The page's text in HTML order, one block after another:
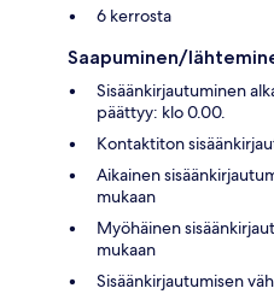
6 kerrosta
Saapuminen/
Sisäänkirjautuminen
päättyy: klo 0.00.
Kontaktiton
Aikainen
mukaan
Myöhäinen
mukaan
Sisäänkirjautumisen